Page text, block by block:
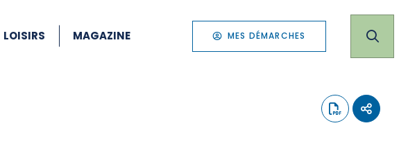
LOISIRS MAGAZINE MES DÉMARCHES